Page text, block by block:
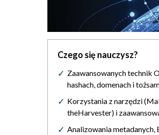
Czego się nauczysz?
Zaawansowanych technik
hashach, domenach i
Korzystania z narzędzi
theHarvester) i
Analizowania metadanych,